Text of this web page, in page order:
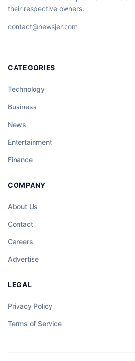
their respective owners.
contact@newsjer.com
CATEGORIES
Technology
Business
News
Entertainment
Finance
COMPANY
About Us
Contact
Careers
Advertise
LEGAL
Privacy Policy
Terms of Service